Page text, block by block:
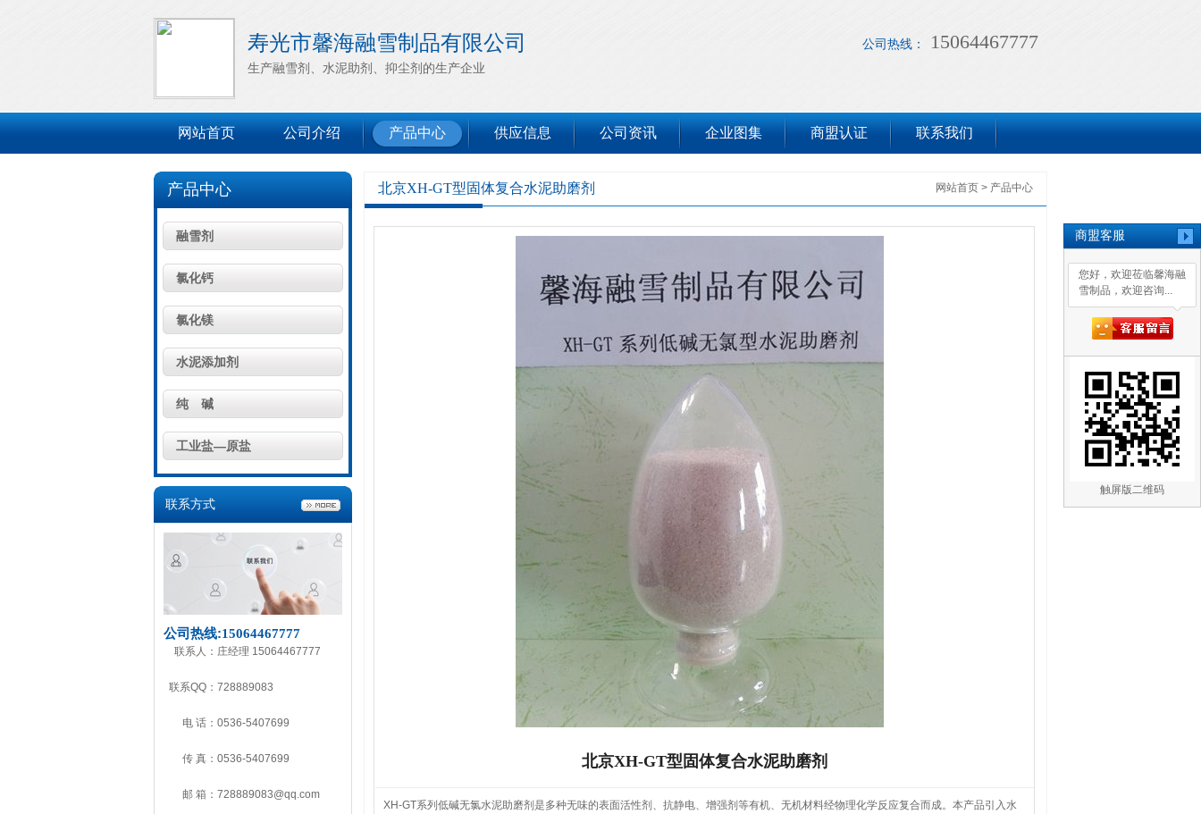
商盟客服
您好，欢迎莅临馨海融
雪制品，欢迎咨询...
触屏版二维码
公司热线： 15064467777
寿光市馨海融雪制品有限公司
生产融雪剂、水泥助剂、抑尘剂的生产企业
网站首页 公司介绍 产品中心 供应信息 公司资讯 企业图集 商盟认证 联系我们
产品中心
融雪剂
氯化钙
氯化镁
水泥添加剂
纯 碱
工业盐—原盐
联系方式
公司热线:15064467777
联系人： 庄经理 15064467777
联系QQ： 728889083
电 话： 0536-5407699
传 真： 0536-5407699
邮 箱： 728889083@qq.com
网站首页 > 产品中心
北京XH-GT型固体复合水泥助磨剂
北京XH-GT型固体复合水泥助磨剂
XH-GT系列低碱无氯水泥助磨剂是多种无味的表面活性剂、抗静电、增强剂等有机、无机材料经物理化学反应复合而成。本产品引入水